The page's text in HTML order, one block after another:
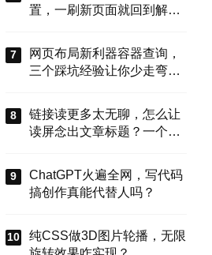
置，一刷新页面就回到解放
今天就来盘盘怎么把这些选
项值真正存到块属性里，让
设置不再“翻车”。
网页布局新利器容器查询，
三个踩坑经验让你少走弯
链接读更多太无聊，怎么让
读屏念出文章标题？一个属
ChatGPT火遍全网，写代码
搞创作真能代替人吗？
纯CSS做3D图片轮播，无限